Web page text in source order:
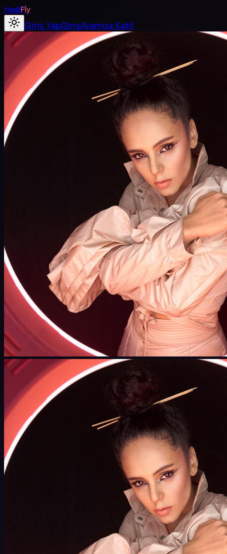
HadiFly
Giriş YapGirişAramıza Katıl